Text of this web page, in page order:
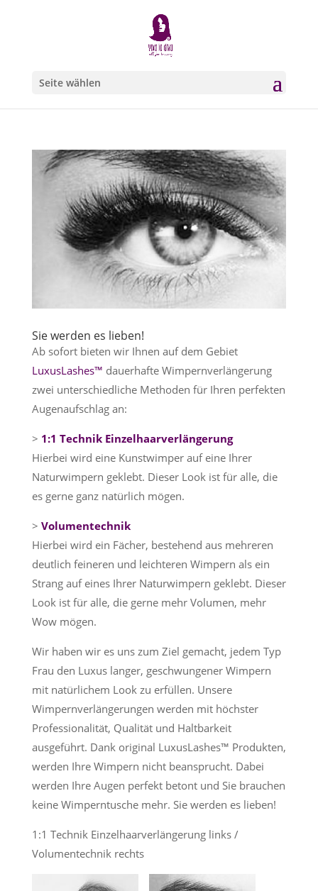
Seite wählen
Sie werden es lieben!
Ab sofort bieten wir Ihnen auf dem Gebiet
LuxusLashes™ dauerhafte Wimpernverlängerung
zwei unterschiedliche Methoden für Ihren perfekten
Augenaufschlag an:
> 1:1 Technik Einzelhaarverlängerung
Hierbei wird eine Kunstwimper auf eine Ihrer
Naturwimpern geklebt. Dieser Look ist für alle, die
es gerne ganz natürlich mögen.
> Volumentechnik
Hierbei wird ein Fächer, bestehend aus mehreren
deutlich feineren und leichteren Wimpern als ein
Strang auf eines ­Ihrer Naturwimpern geklebt. Dieser
Look ist für alle, die gerne mehr Volumen, mehr
Wow mögen.
Wir haben wir es uns zum Ziel gemacht, jedem Typ
Frau den Luxus langer, geschwungener Wimpern
mit natürlichem Look zu erfüllen. Unsere
Wimpernverlängerungen werden mit höchster
Professionalität, Qualität und Haltbarkeit
ausgeführt. Dank original LuxusLashes™ Produkten,
werden Ihre Wimpern nicht beansprucht. Dabei
werden Ihre Augen perfekt betont und Sie brauchen
keine Wimperntusche mehr. Sie werden es lieben!
1:1 Technik Einzelhaarverlängerung links /
Volumentechnik rechts